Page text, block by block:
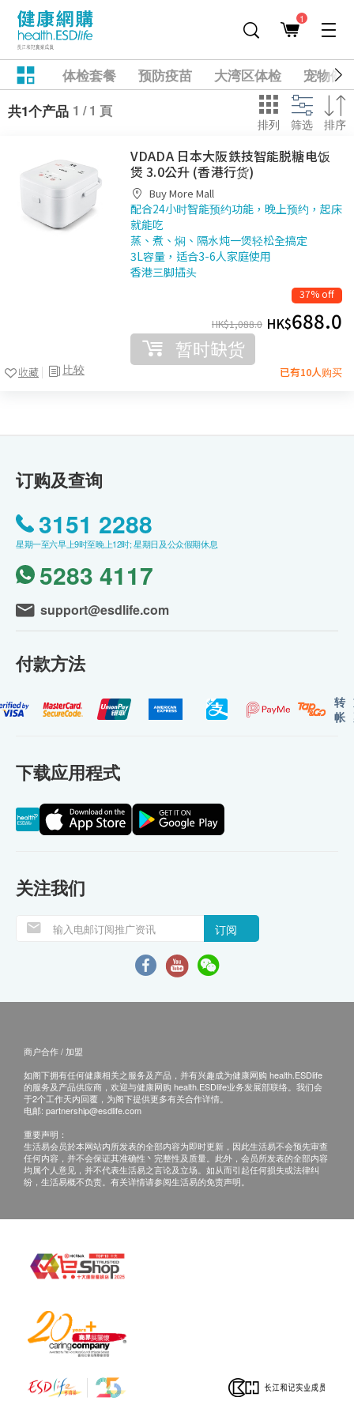
1
体检套餐 预防疫苗 大湾区体检
宠物健
共1个产品 1 / 1 頁
排列 筛选 排序
比较
收藏
VDADA 日本大阪鉄技智能脱糖电饭
煲 3.0公升 (香港行货)
Buy More Mall
配合24小时智能预约功能，晚上预约，起床
就能吃
蒸、煮、焖、隔水炖一煲轻松全搞定
3L容量，适合3-6人家庭使用
香港三脚插头
37% off
HK$1,088.0 HK$688.0
暂时缺货
已有10人购买
订购及查询
3151 2288
星期一至六早上9时至晚上12时; 星期日及公众假期休息
5283 4117
support@esdlife.com
付款方法
转
帐
下载应用程式
关注我们
订阅
商户合作 / 加盟
如阁下拥有任何健康相关之服务及产品，并有兴趣成为健康网购 health.ESDlife
的服务及产品供应商，欢迎与健康网购 health.ESDlife业务发展部联络。我们会
于2个工作天内回覆，为阁下提供更多有关合作详情。
电邮: partnership@esdlife.com
重要声明：
生活易会员於本网站内所发表的全部内容为即时更新，因此生活易不会预先审查
任何内容，并不会保证其准确性丶完整性及质量。此外，会员所发表的全部内容
均属个人意见，并不代表生活易之言论及立场。如从而引起任何损失或法律纠
纷，生活易概不负责。有关详情请参阅生活易的免责声明。